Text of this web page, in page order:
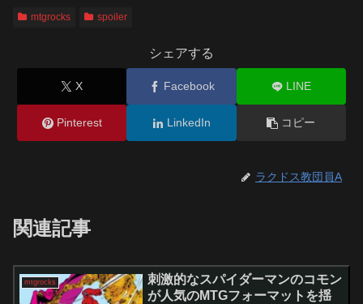
mtgrocks spoiler
シェアする
X Facebook LINE
Pinterest LinkedIn コピー
ラクドス教団員A
関連記事
mtgrocks
刺激的なスパイダーマンのコモン
が人気のMTGフォーマットを揺